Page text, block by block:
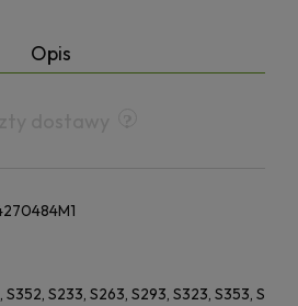
Opis
S233, S263, S293, S323, S353, S